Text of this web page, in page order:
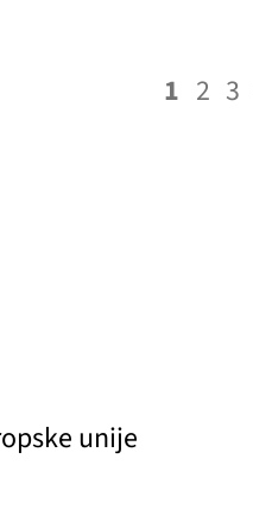
1 2 3
unije